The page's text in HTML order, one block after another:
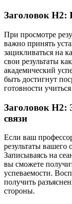
Заголовок H2:
При просмотре
важно принять
зацикливаться на
свои результаты
академический
быть достигнут
готовности
Заголовок H2:
связи
Если ваш
результаты вашего
Записываясь на
вы сможете
успеваемости.
получить
стороны.